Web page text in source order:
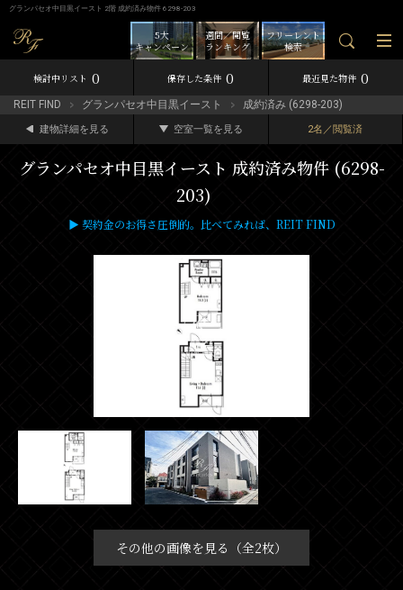
グランパセオ中目黒イースト 2階 成約済み物件 6298-203
フリーレント
検索
週間／閲覧
ランキング
5大
キャンペーン
検討中リスト 0 保存した条件 0 最近見た物件 0
REIT FIND グランパセオ中目黒イースト 成約済み (6298-203)
建物詳細を見る 空室一覧を見る 2名／閲覧済
グランパセオ中目黒イースト 成約済み物件 (6298-
203)
▶ 契約金のお得さ圧倒的。比べてみれば、REIT FIND
その他の画像を見る（全2枚）